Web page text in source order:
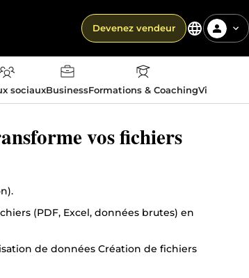
Devenez vendeur
sociauxBusinessFormations & CoachingVie
vos fichiers
(PDF, Excel, données brutes) en
de données Création de fichiers